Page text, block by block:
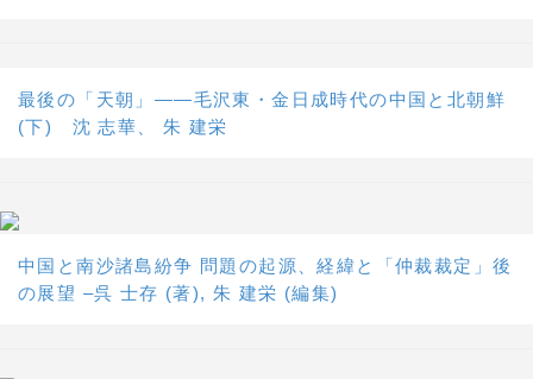
最後の「天朝」――毛沢東・金日成時代の中国と北朝鮮
(下) 沈 志華、 朱 建栄
中国と南沙諸島紛争 問題の起源、経緯と「仲裁裁定」後
の展望 –呉 士存 (著), 朱 建栄 (編集)